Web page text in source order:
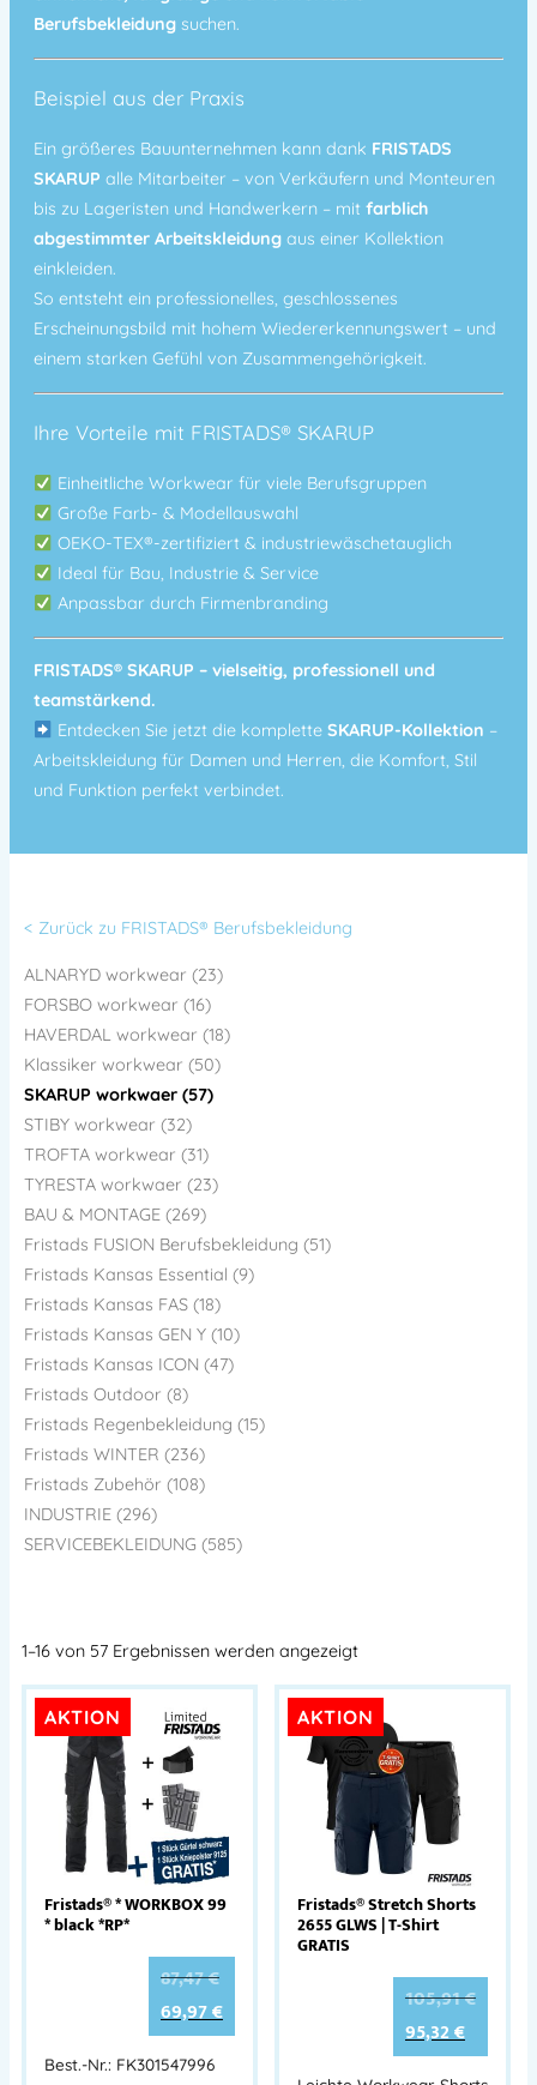
Berufsbekleidung suchen.
Beispiel aus der Praxis
Ein größeres Bauunternehmen kann dank FRISTADS
SKARUP alle Mitarbeiter – von Verkäufern und Monteuren
bis zu Lageristen und Handwerkern – mit farblich
abgestimmter Arbeitskleidung aus einer Kollektion
einkleiden.
So entsteht ein professionelles, geschlossenes
Erscheinungsbild mit hohem Wiedererkennungswert – und
einem starken Gefühl von Zusammengehörigkeit.
Ihre Vorteile mit FRISTADS® SKARUP
Einheitliche Workwear für viele Berufsgruppen
Große Farb- & Modellauswahl
OEKO-TEX®-zertifiziert & industriewäschetauglich
Ideal für Bau, Industrie & Service
Anpassbar durch Firmenbranding
FRISTADS® SKARUP – vielseitig, professionell und
teamstärkend.
Entdecken Sie jetzt die kompletteSKARUP-Kollektion –
Arbeitskleidung für Damen und Herren, die Komfort, Stil
und Funktion perfekt verbindet.
< Zurück zu FRISTADS® Berufsbekleidung
ALNARYD workwear (23)
FORSBO workwear (16)
HAVERDAL workwear (18)
Klassiker workwear (50)
SKARUP workwaer (57)
STIBY workwear (32)
TROFTA workwear (31)
TYRESTA workwaer (23)
BAU & MONTAGE (269)
Fristads FUSION Berufsbekleidung (51)
Fristads Kansas Essential (9)
Fristads Kansas FAS (18)
Fristads Kansas GEN Y (10)
Fristads Kansas ICON (47)
Fristads Outdoor (8)
Fristads Regenbekleidung (15)
Fristads WINTER (236)
Fristads Zubehör (108)
INDUSTRIE (296)
SERVICEBEKLEIDUNG (585)
1–16 von 57 Ergebnissen werden angezeigt
AKTION
Fristads® * WORKBOX 99
* black *RP*
87,47€
69,97€
Best.-Nr.: FK301547996
AKTION
Fristads® Stretch Shorts
2655 GLWS | T-Shirt
GRATIS
105,91€
95,32€